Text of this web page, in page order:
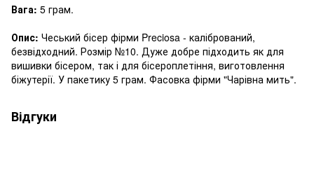
Вага: 5 грам.
Опис: Чеський бісер фірми Preciosa - калібрований,
безвідходний. Розмір №10. Дуже добре підходить як для
вишивки бісером, так і для бісероплетіння, виготовлення
біжутерії. У пакетику 5 грам. Фасовка фірми "Чарівна мить".
Відгуки